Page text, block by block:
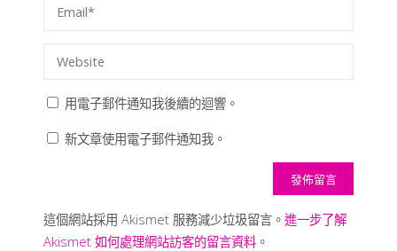
用電子郵件通知我後續的迴響。
新文章使用電子郵件通知我。
這個網站採用 Akismet 服務減少垃圾留言。 進一步了解
Akismet 如何處理網站訪客的留言資料。